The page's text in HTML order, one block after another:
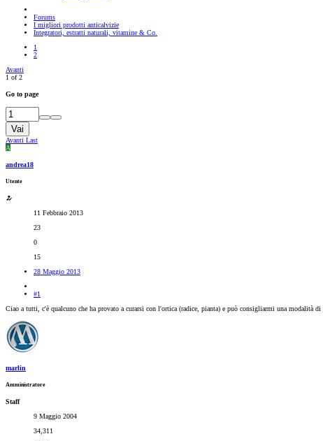
Forums
I migliori prodotti anticalvizie
Integratori, estratti naturali, vitamine & Co.
1
2
Avanti
1 of 2
Go to page
Vai
Avanti Last
A
andrea18
Utente
11 Febbraio 2013
23
0
15
28 Maggio 2013
#1
Ciao a tutti, c'è qualcuno che ha provato a curarsi con l'ortica (radice, pianta) e può consigliarmi una modalità
marlin
Amministratore
Staff
9 Maggio 2004
34,311